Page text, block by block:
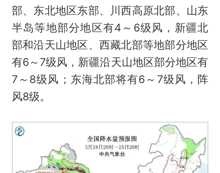
部、东北地区东部、川西高原北部、山东
半岛等地部分地区有4～6级风，新疆北
部和沿天山地区、西藏北部等地部分地区
有6～7级风，新疆沿天山地区部分地区有
7～8级风；东海北部将有6～7级风，阵
风8级。